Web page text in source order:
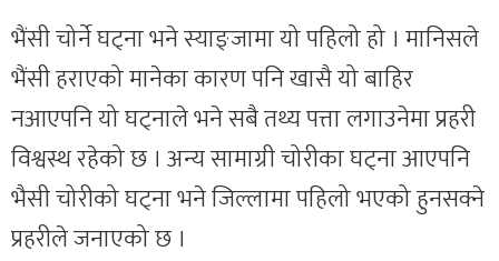
भैंसी चोर्ने घट्ना भने स्याङ्जामा यो पहिलो हो । मानिसले
भैंसी हराएको मानेका कारण पनि खासै यो बाहिर
नआएपनि यो घट्नाले भने सबै तथ्य पत्ता लगाउनेमा प्रहरी
विश्वस्थ रहेको छ । अन्य सामाग्री चोरीका घट्ना आएपनि
भैसी चोरीको घट्ना भने जिल्लामा पहिलो भएको हुनसक्ने
प्रहरीले जनाएको छ ।